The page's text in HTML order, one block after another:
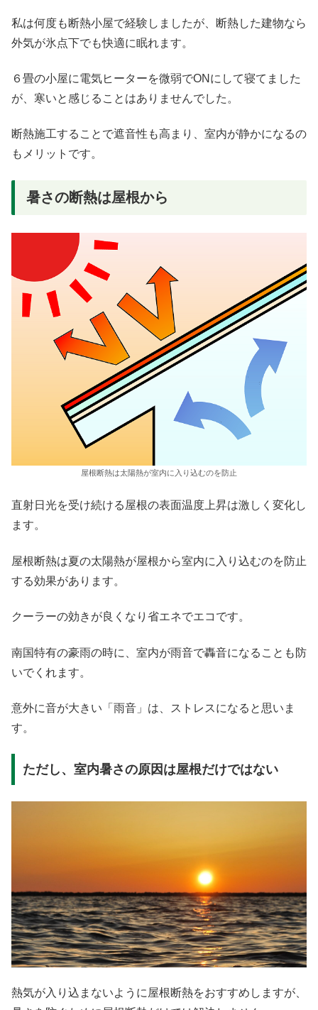
私は何度も断熱小屋で経験しましたが、断熱した建物なら
外気が氷点下でも快適に眠れます。
６畳の小屋に電気ヒーターを微弱でONにして寝てました
が、寒いと感じることはありませんでした。
断熱施工することで遮音性も高まり、室内が静かになるの
もメリットです。
暑さの断熱は屋根から
屋根断熱は太陽熱が室内に入り込むのを防止
直射日光を受け続ける屋根の表面温度上昇は激しく変化し
ます。
屋根断熱は夏の太陽熱が屋根から室内に入り込むのを防止
する効果があります。
クーラーの効きが良くなり省エネでエコです。
南国特有の豪雨の時に、室内が雨音で轟音になることも防
いでくれます。
意外に音が大きい「雨音」は、ストレスになると思いま
す。
ただし、室内暑さの原因は屋根だけではない
熱気が入り込まないように屋根断熱をおすすめしますが、